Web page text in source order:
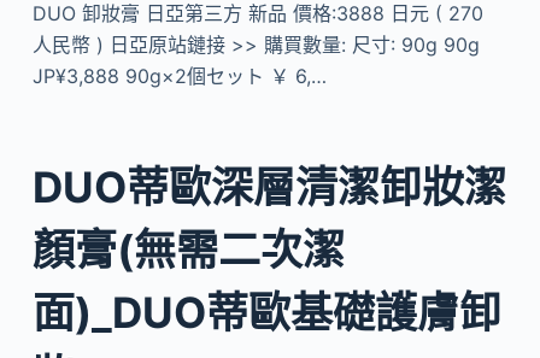
DUO 卸妝膏 日亞第三方 新品 價格:3888 日元 ( 270
人民幣 ) 日亞原站鏈接 >> 購買數量: 尺寸: 90g 90g
JP¥3,888 90g×2個セット ￥ 6,…
DUO蒂歐深層清潔卸妝潔
顏膏(無需二次潔
面)_DUO蒂歐基礎護膚卸